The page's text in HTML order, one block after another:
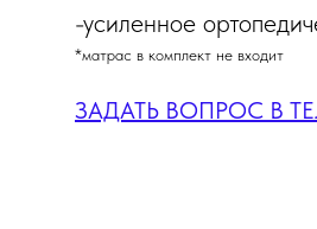
-усиленное
*матрас в комплект не входит
ЗАДАТЬ ВОПРОС В